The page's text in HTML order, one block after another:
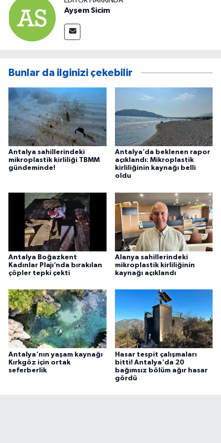
Ayşem Sicim
Bunlar da ilginizi çekebilir
Antalya sahillerindeki
mikroplastik kirliliği TBMM
gündeminde!
Antalya’da beklenen rapor
açıklandı: Mikroplastik
kirliliğinin kaynağı belli
oldu
Antalya Boğazkent
Kadınlar Plajı’nda bırakılan
çöpler tepki çekti
Alanya sahillerindeki
mikroplastik kirliliğinin
kaynağı açıklandı
Antalya'nın yaşam kaynağı
Kırkgöz için ortak
seferberlik
Hasar tespit çalışmaları
bitti! Antalya'da 20
bağımsız bölüm ağır hasar
gördü